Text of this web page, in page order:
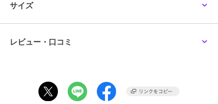
カラー ブラック
サイズ
サイズ
レビュー・口コミ